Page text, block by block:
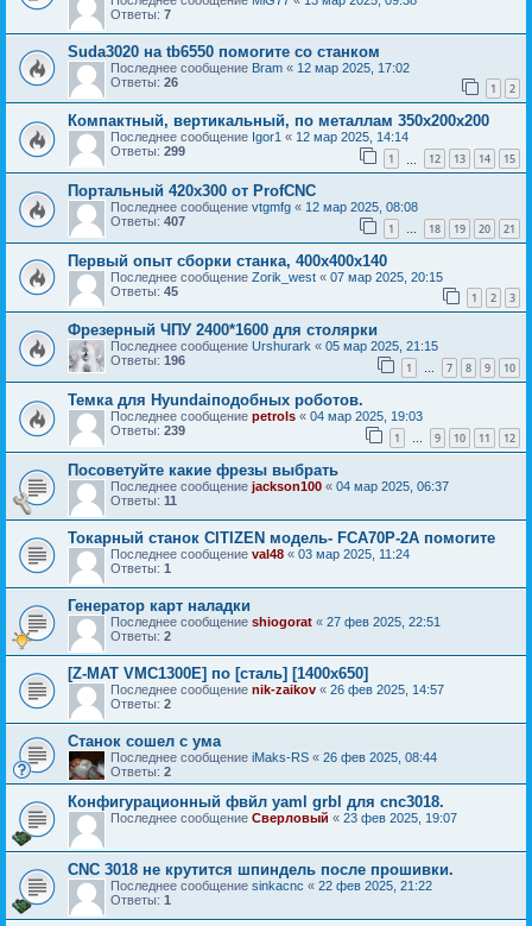
Ответы: 7
Suda3020 на tb6550 помогите со станком
Последнее сообщение Bram « 12 мар 2025, 17:02
Ответы: 26 1 2
Компактный, вертикальный, по металлам 350х200х200
Последнее сообщение Igor1 « 12 мар 2025, 14:14
Ответы: 299 1 12 13 14 15
Портальный 420x300 от ProfCNC
Последнее сообщение vtgmfg « 12 мар 2025, 08:08
Ответы: 407 1 … 18 19 20 21
Первый опыт сборки станка, 400х400х140
Последнее сообщение Zorik_west « 07 мар 2025, 20:15
Ответы: 45 1 2 3
Фрезерный ЧПУ 2400*1600 для столярки
Последнее сообщение Urshurark « 05 мар 2025, 21:15
Ответы: 196 1 … 7 8 9 10
Темка для Hyundaiподобных роботов.
Последнее сообщение petrols « 04 мар 2025, 19:03
Ответы: 239 1 … 9 10 11 12
Посоветуйте какие фрезы выбрать
Последнее сообщение jackson100 « 04 мар 2025, 06:37
Ответы: 11
Токарный станок CITIZEN модель- FCA70P-2A помогите
Последнее сообщение val48 « 03 мар 2025, 11:24
Ответы: 1
Генератор карт наладки
Последнее сообщение shiogorat « 27 фев 2025, 22:51
Ответы: 2
[Z-MAT VMC1300E] по [сталь] [1400х650]
Последнее сообщение nik-zaikov « 26 фев 2025, 14:57
Ответы: 2
Станок сошел с ума
Последнее сообщение iMaks-RS « 26 фев 2025, 08:44
Ответы: 2
Конфигурационный фвйл yaml grbl для cnc3018.
Последнее сообщение Сверловый « 23 фев 2025, 19:07
CNC 3018 не крутится шпиндель после прошивки.
Последнее сообщение sinkacnc « 22 фев 2025, 21:22
Ответы: 1